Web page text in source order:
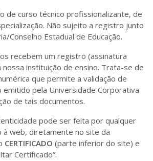
de curso técnico profissionalizante, de
Não sujeito a registro junto
Conselho Estadual de Educação.
recebem um registro (assinatura
nossa instituição de ensino. Trata-se de
que permite a validação de
pela Universidade Corporativa
de tais documentos.
pode ser feita por qualquer
à web, diretamente no site da
CERTIFICADO (parte inferior do site) e
Certificado”.